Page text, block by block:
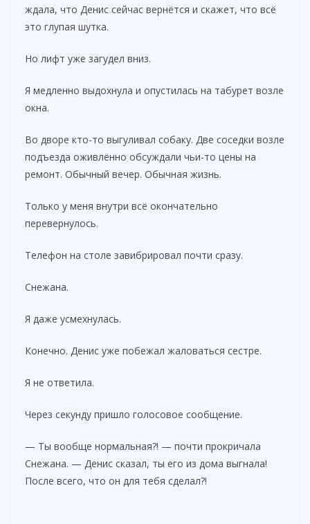
ждала, что Денис сейчас вернётся и скажет, что всё
это глупая шутка.
Но лифт уже загудел вниз.
Я медленно выдохнула и опустилась на табурет возле
окна.
Во дворе кто-то выгуливал собаку. Две соседки возле
подъезда оживлённо обсуждали чьи-то цены на
ремонт. Обычный вечер. Обычная жизнь.
Только у меня внутри всё окончательно
перевернулось.
Телефон на столе завибрировал почти сразу.
Снежана.
Я даже усмехнулась.
Конечно. Денис уже побежал жаловаться сестре.
Я не ответила.
Через секунду пришло голосовое сообщение.
— Ты вообще нормальная?! — почти прокричала
Снежана. — Денис сказал, ты его из дома выгнала!
После всего, что он для тебя сделал?!